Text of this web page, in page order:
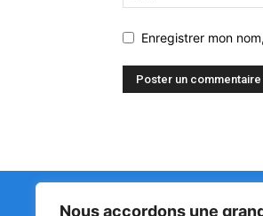
Nous accordons une
Enregistrer mon